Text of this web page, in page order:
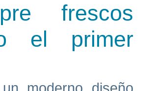
frescos
el primer